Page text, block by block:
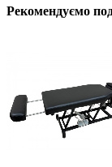
Рекомендуємо